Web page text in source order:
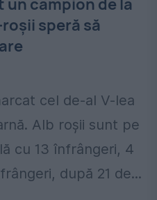
campion de la
speră să
cel de-al V-lea
Alb roșii sunt pe
cu 13 înfrângeri, 4
după 21 de...